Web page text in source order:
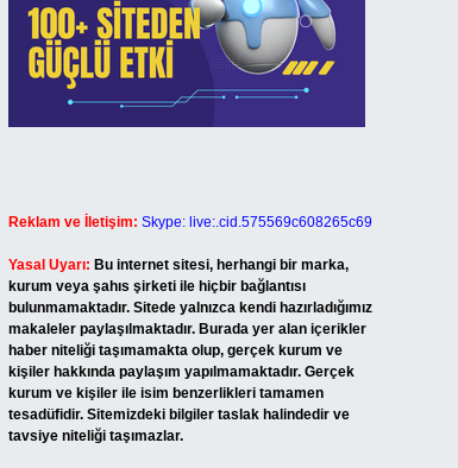
Reklam ve İletişim: Skype: live:.cid.575569c608265c69
Yasal Uyarı: Bu internet sitesi, herhangi bir marka,
kurum veya şahıs şirketi ile hiçbir bağlantısı
bulunmamaktadır. Sitede yalnızca kendi hazırladığımız
makaleler paylaşılmaktadır. Burada yer alan içerikler
haber niteliği taşımamakta olup, gerçek kurum ve
kişiler hakkında paylaşım yapılmamaktadır. Gerçek
kurum ve kişiler ile isim benzerlikleri tamamen
tesadüfidir. Sitemizdeki bilgiler taslak halindedir ve
tavsiye niteliği taşımazlar.